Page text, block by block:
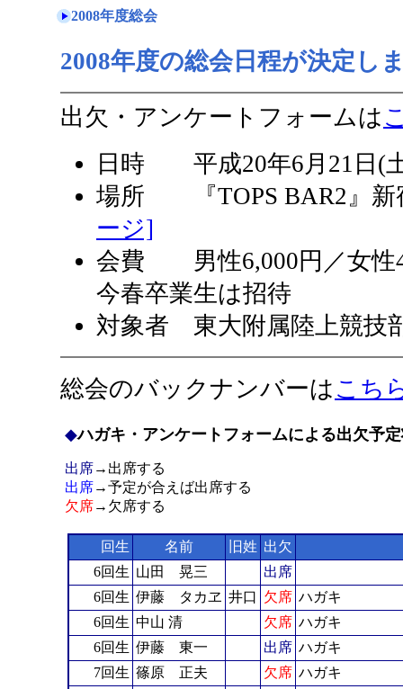
2008年度総会
2008年度の総会日程が決定し
出欠・アンケートフォームは
日時 平成20年6月21日(土
場所 『TOPS BAR2』新
ージ]
会費 男性6,000円／女性
今春卒業生は招待
対象者 東大附属陸上競技
総会のバックナンバーは こち
◆ハガキ・アンケートフォームによる出欠予定
出席→出席する
出席→予定が合えば出席する
欠席→欠席する
回生 名前 旧姓 出欠
6回生 山田 晃三
出席
6回生 伊藤 タカヱ 井口 欠席 ハガキ
6回生 中山 清 欠席 ハガキ
6回生 伊藤 東一 出席 ハガキ
7回生 篠原 正夫 欠席 ハガキ